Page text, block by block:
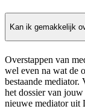
Kan ik gemakkelijk
Overstappen van
wel even na wat de
bestaande
het dossier van
nieuwe mediator uit